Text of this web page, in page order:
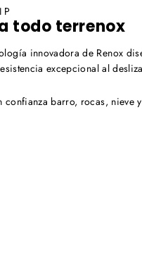
todo terrenox
innovadora de Renox
excepcional al
confianza barro, rocas, nieve